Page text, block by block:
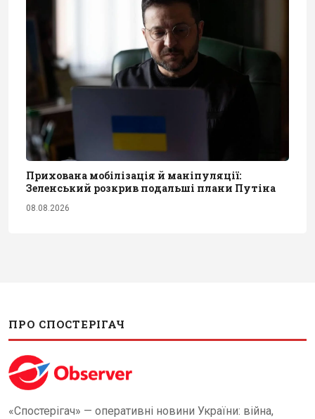
Прихована мобілізація й маніпуляції:
Зеленський розкрив подальші плани Путіна
08.08.2026
ПРО СПОСТЕРІГАЧ
«Спостерігач» — оперативні новини України: війна,